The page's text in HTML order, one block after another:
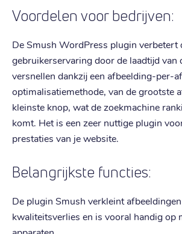
Voordelen voor bedrijven:
De Smush WordPress plugin verbetert
gebruikerservaring door de laadtijd van
versnellen dankzij een afbeelding-per-
optimalisatiemethode, van de grootste
kleinste knop, wat de zoekmachine
komt. Het is een zeer nuttige plugin
prestaties van je website.
Belangrijkste functies:
De plugin Smush verkleint
kwaliteitsverlies en is vooral handig op